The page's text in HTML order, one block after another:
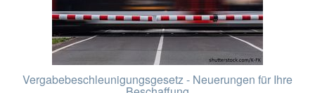
Vergabebeschleunigungsgesetz - Neuerungen für Ihre